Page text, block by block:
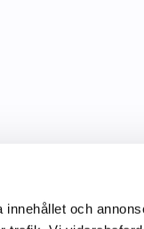
och